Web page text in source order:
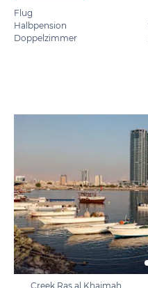
Flug
Halbpension
Doppelzimmer
Creek Ras al Khaimah